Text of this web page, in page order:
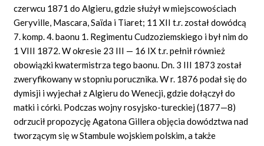
czerwcu 1871 do Algieru, gdzie służył w miejscowościach
Geryville, Mascara, Saïda i Tiaret; 11 XII t.r. został dowódcą
7. komp. 4. baonu 1. Regimentu Cudzoziemskiego i był nim do
1 VIII 1872. W okresie 23 III — 16 IX t.r. pełnił również
obowiązki kwatermistrza tego baonu. Dn. 3 III 1873 został
zweryfikowany w stopniu porucznika. W r. 1876 podał się do
dymisji i wyjechał z Algieru do Wenecji, gdzie dołączył do
matki i córki. Podczas wojny rosyjsko-tureckiej (1877—8)
odrzucił propozycję Agatona Gillera objęcia dowództwa nad
tworzącym się w Stambule wojskiem polskim, a także